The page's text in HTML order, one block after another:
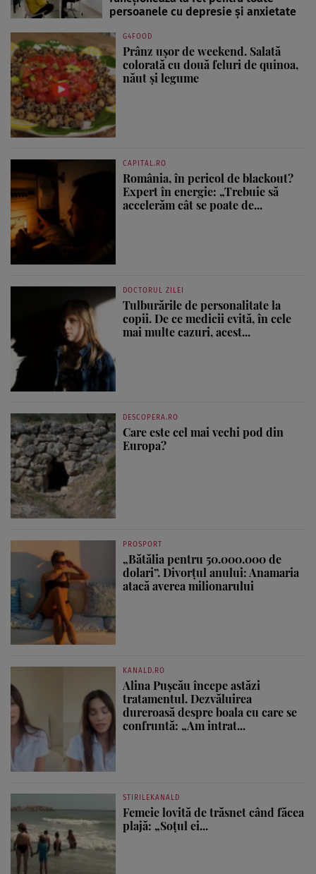
persoanele cu depresie și anxietate
G4FOOD
Prânz ușor de weekend. Salată
colorată cu două feluri de quinoa,
năut și legume
CAPITAL.RO
România, în pericol de blackout?
Expert în energie: „Trebuie să
accelerăm cât se poate de...
DOCTORUL ZILEI
Tulburările de personalitate la
copii. De ce medicii evită, în cele
mai multe cazuri, acest...
DESCOPERA.RO
Care este cel mai vechi pod din
Europa?
PROSPORT
„Bătălia pentru 50.000.000 de
dolari”. Divorțul anului: Anamaria
atacă averea milionarului
KANALD.RO
Alina Pușcău începe astăzi
tratamentul. Dezvăluirea
dureroasă despre boala cu care se
confruntă: „Am intrat...
STIRILEKANALD
Femeie lovită de trăsnet când făcea
plajă: „Soțul ei...